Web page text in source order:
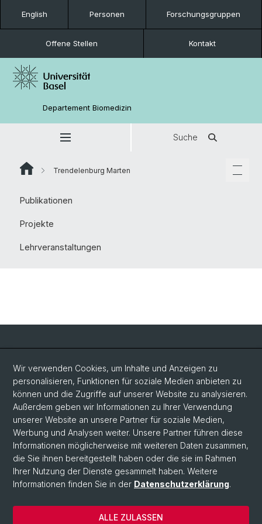
English Personen Forschungsgruppen
Offene Stellen Kontakt
Departement Biomedizin
Suche
Trendelenburg Marten
Publikationen
Projekte
Lehrveranstaltungen
Social Media
LinkedIn
Bluesky
Vimeo
© Universität Basel
Datenschutzerklärung
Wir verwenden Cookies, um Inhalte und Anzeigen zu
personalisieren, Funktionen für soziale Medien anbieten zu
können und die Zugriffe auf unserer Website zu analysieren.
Außerdem geben wir Informationen zu Ihrer Verwendung
unserer Website an unsere Partner für soziale Medien,
Werbung und Analysen weiter. Unsere Partner führen diese
Informationen möglicherweise mit weiteren Daten zusammen,
die Sie ihnen bereitgestellt haben oder die sie im Rahmen
Ihrer Nutzung der Dienste gesammelt haben. Weitere
Informationen finden Sie in der Datenschutzerklärung.
ALLE ZULASSEN